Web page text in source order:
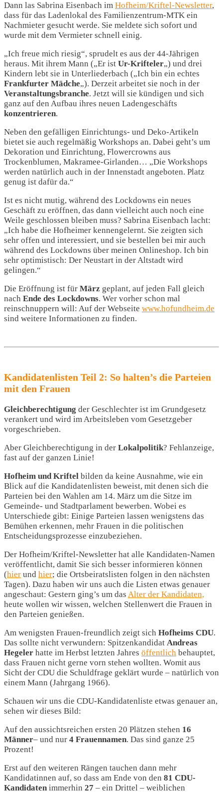
Dann las Sabrina Eisenbach im Hofheim/Kriftel-Newsletter,
dass für das Ladenlokal des Familienzentrum-MTK ein
Nachmieter gesucht werde. Sie meldete sich sofort und
wurde mit dem Vermieter schnell einig.
„Ich freue mich riesig“, sprudelt es aus der 44-Jährigen
heraus. Mit ihrem Mann („Er ist Ur-Krifteler„) und drei
Kindern lebt sie in Unterliederbach („Ich bin ein echtes
Frankfurter Mädche„). Derzeit arbeitet sie noch in der
Veranstaltungsbranche. Jetzt will sie kündigen und sich
ganz auf den Aufbau ihres neuen Ladengeschäfts
konzentrieren.
Neben den gefälligen Einrichtungs- und Deko-Artikeln
bietet sie auch regelmäßig Workshops an. Dabei geht’s um
Dekoration und Einrichtung, Flowercrowns aus
Trockenblumen, Makramee-Girlanden… „Die Workshops
werden natürlich auch in der Innenstadt angeboten. Platz
genug ist dafür da.“
Ist es nicht mutig, während des Lockdowns ein neues
Geschäft zu eröffnen, das dann vielleicht auch noch eine
Weile geschlossen bleiben muss? Sabrina Eisenbach lacht:
„Ich habe die Hofheimer kennengelernt. Sie zeigten sich
sehr offen und interessiert, und sie bestellen bei mir auch
während des Lockdowns über meinen Onlineshop. Ich bin
sehr optimistisch: Der Neustart in der Altstadt wird
gelingen.“
Die Eröffnung ist für März geplant, auf jeden Fall gleich
nach Ende des Lockdowns. Wer vorher schon mal
reinschnuppern will: Auf der Webseite www.hofundheim.de
sind weitere Informationen zu finden.
Kandidatenlisten Teil 2: So halten’s die Parteien
mit den Frauen
Gleichberechtigung der Geschlechter ist im Grundgesetz
verankert und wird im Arbeitsleben vom Gesetzgeber
vorgeschrieben.
Aber Gleichberechtigung in der Lokalpolitik? Fehlanzeige,
fast auf der ganzen Linie!
Hofheim und Kriftel bilden da keine Ausnahme, wie ein
Blick auf die Kandidatenlisten beweist, mit denen sich die
Parteien bei den Wahlen am 14. März um die Sitze im
Gemeinde- und Stadtparlament bewerben. Wobei es
Unterschiede gibt: Einige Parteien lassen wenigstens das
Bemühen erkennen, mehr Frauen in die politischen
Entscheidungsprozesse einzubeziehen.
Der Hofheim/Kriftel-Newsletter hat alle Kandidaten-Namen
veröffentlicht, damit Sie sich besser informieren können
(hier und hier; die Ortsbeiratslisten folgen in den nächsten
Tagen). Dazu haben wir uns auch die Listen etwas genauer
angeschaut: Gestern ging’s um das Alter der Kandidaten,
heute wollen wir wissen, welchen Stellenwert die Frauen in
den Parteien genießen.
Am wenigsten Frauen-freundlich zeigt sich Hofheims CDU.
Das sollte nicht verwundern: Spitzenkandidat Andreas
Hegeler hatte im Herbst letzten Jahres öffentlich behauptet,
dass Frauen nicht gerne vorn stehen wollten. Womit aus
Sicht der CDU die Schuldfrage geklärt wurde – natürlich von
einem Mann (Jahrgang 1966).
Schauen wir uns die CDU-Kandidatenliste etwas genauer an,
sehen wir dieses Bild:
Auf den aussichtsreichen ersten 20 Plätzen stehen 16
Männer– und nur 4 Frauennamen. Das sind ganze 25
Prozent!
Erst auf den weiteren Rängen tauchen dann mehr
Kandidatinnen auf, so dass am Ende von den 81 CDU-
Kandidaten immerhin 27 – ein Drittel – weiblichen